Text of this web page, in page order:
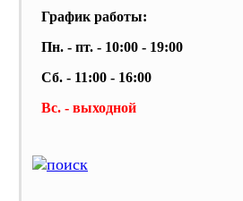
График работы:
Пн. - пт. - 10:00 - 19:00
Сб. - 11:00 - 16:00
Вс. - выходной